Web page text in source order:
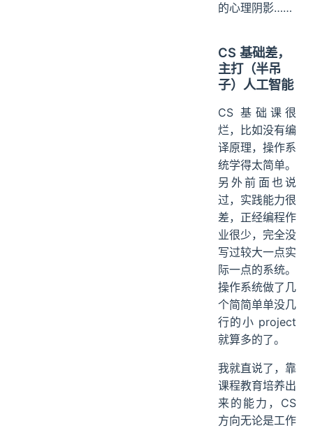
的心理阴影……
CS 基础差，
主打（半吊
子）人工智能
CS 基础课很
烂，比如没有编
译原理，操作系
统学得太简单。
另外前面也说
过，实践能力很
差，正经编程作
业很少，完全没
写过较大一点实
际一点的系统。
操作系统做了几
个简简单单没几
行的小 project
就算多的了。
我就直说了，靠
课程教育培养出
来的能力，CS
方向无论是工作